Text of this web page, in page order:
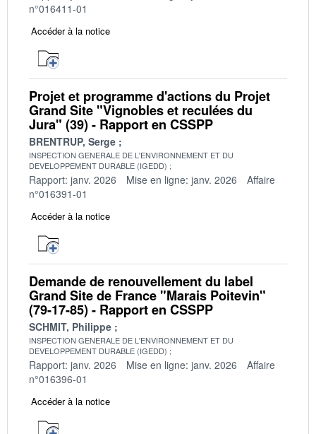
n°016411-01
Accéder à la notice
Projet et programme d'actions du Projet
Grand Site "Vignobles et reculées du
Jura" (39) - Rapport en CSSPP
BRENTRUP, Serge
INSPECTION GENERALE DE L'ENVIRONNEMENT ET DU
DEVELOPPEMENT DURABLE (IGEDD)
Rapport: janv. 2026 Mise en ligne: janv. 2026
Affaire
n°016391-01
Accéder à la notice
Demande de renouvellement du label
Grand Site de France "Marais Poitevin"
(79-17-85) - Rapport en CSSPP
SCHMIT, Philippe
INSPECTION GENERALE DE L'ENVIRONNEMENT ET DU
DEVELOPPEMENT DURABLE (IGEDD)
Rapport: janv. 2026 Mise en ligne: janv. 2026
Affaire
n°016396-01
Accéder à la notice